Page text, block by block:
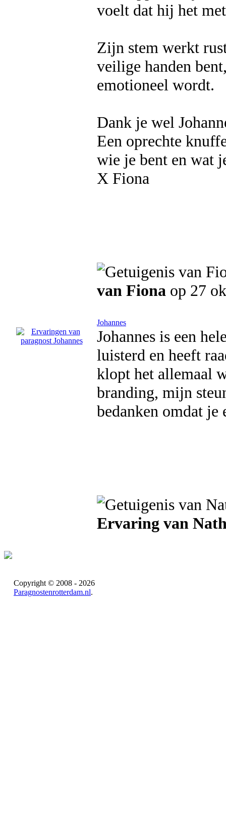
voelt dat hij het
Zijn stem werkt
veilige handen
emotioneel wordt.
Dank je wel
Een oprechte
wie je bent en wat
X Fiona
van Fiona op 27
Johannes
Johannes is een
luisterd en heeft
klopt het allemaal
branding, mijn
bedanken omdat
Ervaring van
Copyright © 2008 - 2026
Paragnostenrotterdam.nl.